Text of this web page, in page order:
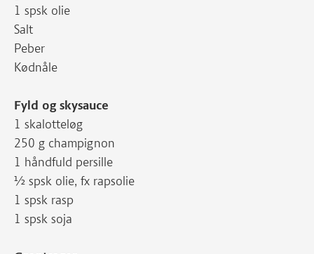
1 spsk olie
Salt
Peber
Kødnåle
Fyld og skysauce
1 skalotteløg
250 g champignon
1 håndfuld persille
½ spsk olie, fx rapsolie
1 spsk rasp
1 spsk soja